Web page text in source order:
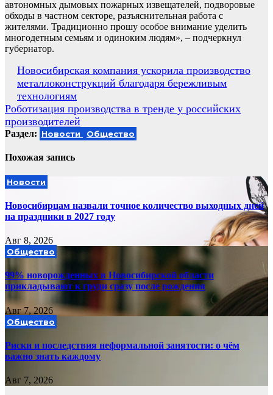
автономных дымовых пожарных извещателей, подворовые
обходы в частном секторе, разъяснительная работа с
жителями. Традиционно прошу особое внимание уделить
многодетным семьям и одиноким людям», – подчеркнул
губернатор.
Навигация
по
записям
Новосибирская компания ускорила производство
металлоконструкций благодаря бережливым
технологиям
Роботизация производства в тренде у российских
производителей
Раздел: Новости Общество
Похожая запись
Новости
Новосибирцам назвали точное количество выходных дней
на праздники в 2027 году
Авг 8, 2026
Общество
99% новорожденных в Новосибирской области
прикладывают к груди сразу после рождения
Авг 7, 2026
Общество
Риски и последствия неформальной занятости: о чём
важно знать каждому
Авг 7, 2026